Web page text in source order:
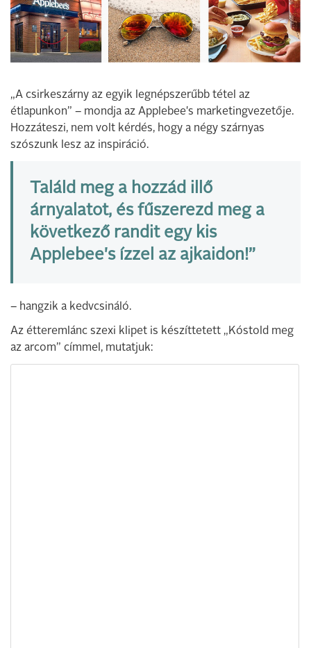
„A csirkeszárny az egyik legnépszerűbb tétel az
étlapunkon” – mondja az Applebee's marketingvezetője.
Hozzáteszi, nem volt kérdés, hogy a négy szárnyas
szószunk lesz az inspiráció.
Találd meg a hozzád illő
árnyalatot, és fűszerezd meg a
következő randit egy kis
Applebee's ízzel az ajkaidon!”
– hangzik a kedvcsináló.
Az étteremlánc szexi klipet is készíttetett „Kóstold meg
az arcom” címmel, mutatjuk: